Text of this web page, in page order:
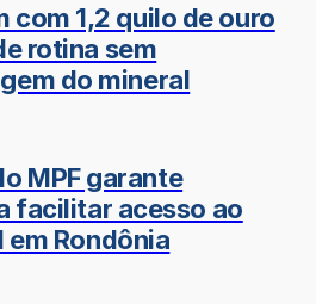
com 1,2 quilo de ouro
rotina sem
do mineral
MPF garante
facilitar acesso ao
Rondônia